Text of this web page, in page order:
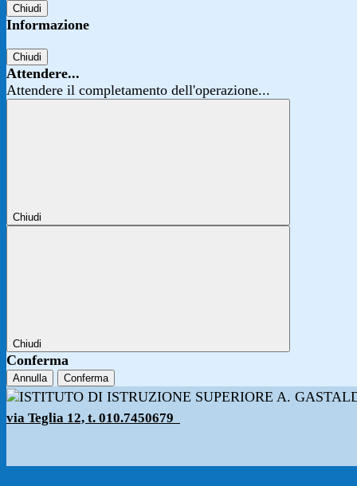
Chiudi
Informazione
Chiudi
Attendere...
Attendere il completamento dell'operazione...
Chiudi
Chiudi
Conferma
Annulla Conferma
via Teglia 12, t. 010.7450679